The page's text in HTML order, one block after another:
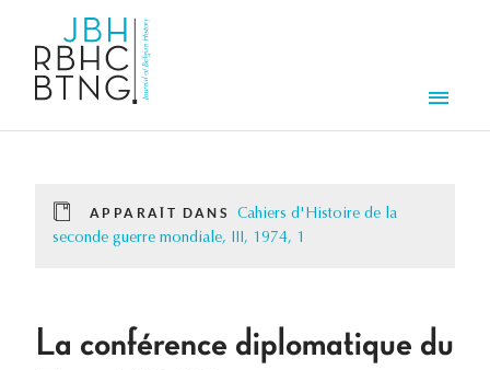
APPARAÎT DANS
Cahiers d'Histoire de la
seconde guerre mondiale, III, 1974, 1
La conférence diplomatique du